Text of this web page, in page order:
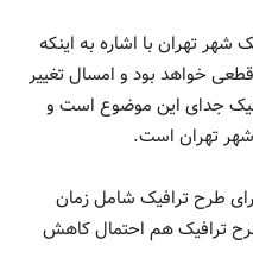
تهران با اشاره به اینکه
خواهد بود و امسال تغییر
جدای این موضوع است و
شهر تهران است.
طرح ترافیک شامل زمان
ترافیک هم احتمال کاهش